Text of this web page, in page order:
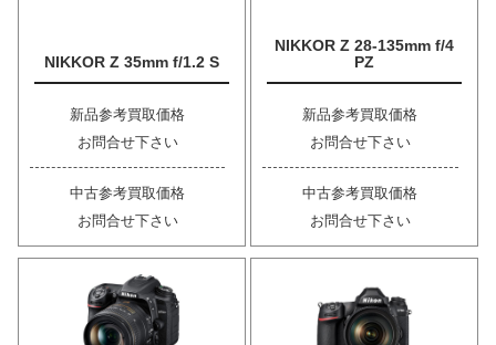
NIKKOR Z 35mm f/1.2 S
新品参考買取価格
お問合せ下さい
中古参考買取価格
お問合せ下さい
NIKKOR Z 28-135mm f/4
PZ
新品参考買取価格
お問合せ下さい
中古参考買取価格
お問合せ下さい